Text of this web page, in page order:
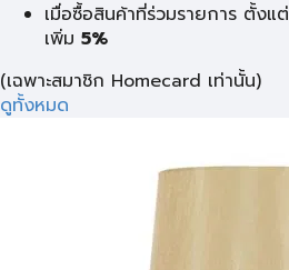
เมื่อซื้อสินค้าที่ร่วมรายการ ตั้งแต่
เพิ่ม 5%
(เฉพาะสมาชิก Homecard เท่านั้น)
ดูทั้งหมด